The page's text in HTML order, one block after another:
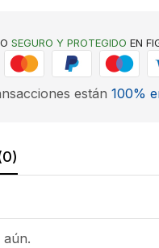
SEGURO Y PROTEGIDO EN
están 100%